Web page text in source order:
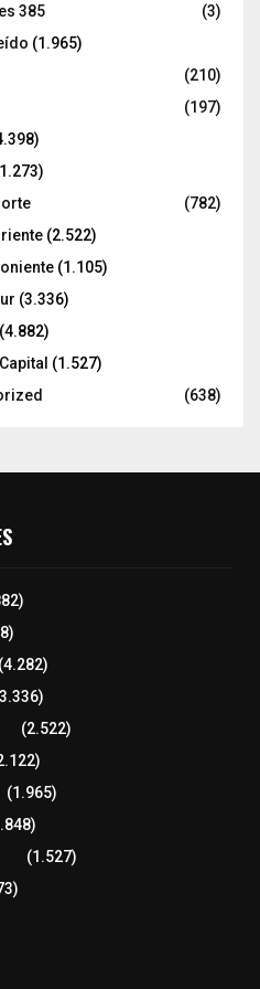
385
(3)
(1.965)
(210)
(197)
(782)
(2.522)
(1.105)
(3.336)
(4.882)
(1.527)
(638)
(4.282)
(2.522)
(1.965)
(1.527)